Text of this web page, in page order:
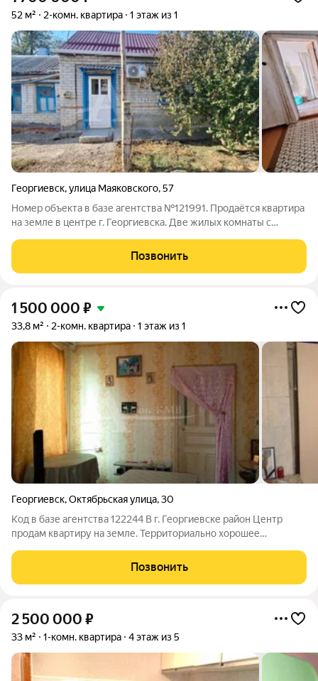
52 м² 2-комн. квартира 1 этаж из 1
Георгиевск,улица Маяковского,57
Номер объекта в базе агентства №121991. Продаётся квартира
на земле в центре г. Георгиевска. Две жилых комнаты с
кондиционер. Есть отдельный дворик и земля под огород.
Собственник взрослый.
Позвонить
1 500 000 ₽
33,8 м² 2-комн. квартира 1 этаж из 1
Георгиевск,Октябрьская улица,30
Код в базе агентства 122244 В г. Георгиевске район Центр
продам квартиру на земле. Территориально хорошее
магазины. Имеется въезд, небольшой огород. В доме две
смежные комнаты, прихожая, кухня,
Позвонить
2 500 000 ₽
33 м² 1-комн. квартира 4 этаж из 5